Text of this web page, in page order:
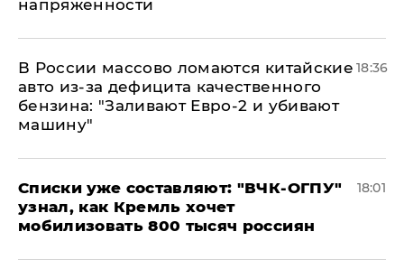
напряженности
В России массово ломаются китайские
авто из-за дефицита качественного
бензина: "Заливают Евро-2 и убивают
машину"
18:36
Списки уже составляют: "ВЧК-ОГПУ"
узнал, как Кремль хочет
мобилизовать 800 тысяч россиян
18:01